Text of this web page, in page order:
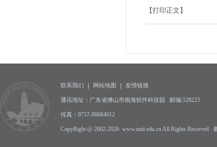
【打印正文】
联系我们 网站地图 友情链接
通讯地址：广东省佛山市南海软件科技园 邮编:528225
传真：0757-86684612
CopyRight @ 2002-2026 www.nuit.edu.cn All Rights Reserved